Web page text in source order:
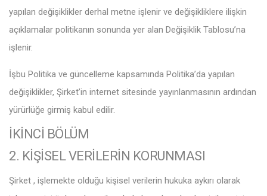
yapılan değişiklikler derhal metne işlenir ve değişikliklere ilişkin
açıklamalar politikanın sonunda yer alan Değişiklik Tablosu’na
işlenir.
İşbu Politika ve güncelleme kapsamında Politika’da yapılan
değişiklikler, Şirket’in internet sitesinde yayınlanmasının ardından
yürürlüğe girmiş kabul edilir.
İKİNCİ BÖLÜM
2. KİŞİSEL VERİLERİN KORUNMASI
Şirket , işlemekte olduğu kişisel verilerin hukuka aykırı olarak